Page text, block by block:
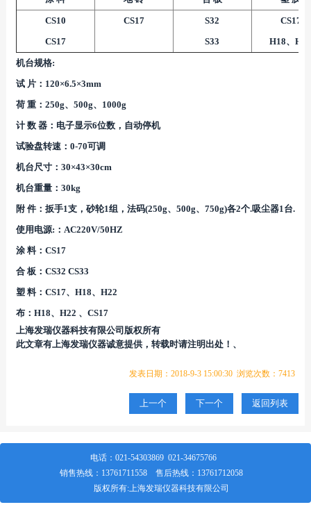
CS10
CS17
CS17
S32
S33
CS17
H18、
机台规格:
试 片：120×6.5×3mm
荷 重：250g、500g、1000g
计 数 器：电子显示6位数，自动停机
试验盘转速：0-70可调
机台尺寸：30×43×30cm
机台重量：30kg
附 件：扳手1支，砂轮1组，法码(250g、500g、750g)各2个.吸尘器1台.
使用电源:：AC220V/50HZ
涂 料：CS17
合 板：CS32 CS33
塑 料：CS17、H18、H22
布：H18、H22 、CS17
上海发瑞仪器科技有限公司版权所有
此文章有上海发瑞仪器诚意提供，转载时请注明出处！、
发表日期：2018-9-3 15:00:30 浏览次数：7413
上一个 下一个 返回列表
电话： 021-54303869 021-34675766
销售热线： 13761711558 售后热线： 13761712058
版权所有:上海发瑞仪器科技有限公司